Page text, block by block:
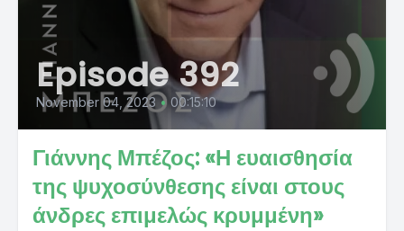
Episode 392
November 04, 2023 • 00:15:10
Γιάννης Μπέζος: «Η ευαισθησία
της ψυχοσύνθεσης είναι στους
άνδρες επιμελώς κρυμμένη»